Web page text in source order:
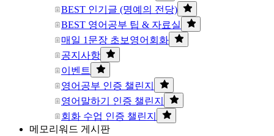
BEST 인기글 (명예의 전당)
BEST 영어공부 팁 & 자료실
매일 1문장 초보영어회화
공지사항
이벤트
영어공부 인증 챌린지
영어말하기 인증 챌린지
회화 수업 인증 챌린지
메모리워드 게시판